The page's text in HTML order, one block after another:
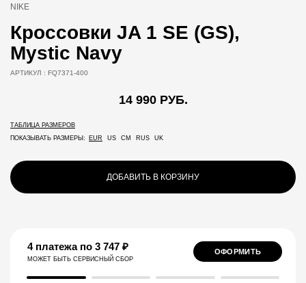
NIKE
Кроссовки JA 1 SE (GS),
Mystic Navy
АРТИКУЛ : FQ7371-400
14 990 РУБ.
ТАБЛИЦА РАЗМЕРОВ
ПОКАЗЫВАТЬ РАЗМЕРЫ:
EUR US CM RUS UK
ДОБАВИТЬ В КОРЗИНУ
4 платежа по 3 747 ₽
МОЖЕТ БЫТЬ СЕРВИСНЫЙ СБОР
ОФОРМИТЬ